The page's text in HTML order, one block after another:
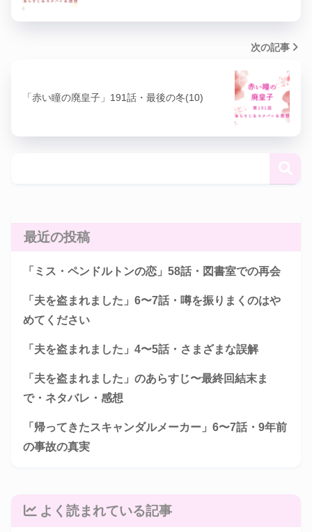
次の記事
「赤い瞳の廃皇子」191話・最後の冬(10)
最近の投稿
「ミス・ペンドルトンの恋」58話・図書室での再会
「夫を盗まれました」6〜7話・噂を振りまくのはや
めてください
「夫を盗まれました」4〜5話・さまざまな誤解
「夫を盗まれました」のあらすじ〜最終回結末ま
で・ネタバレ・感想
「帰ってきたスキャンダルメーカー」6〜7話・9年前
の事故の真実
よく読まれている記事